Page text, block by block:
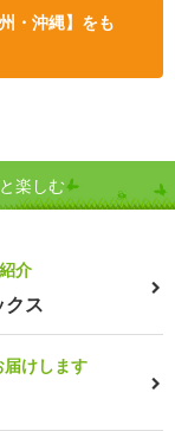
・沖縄】をも
楽しむ
介
ス
けします